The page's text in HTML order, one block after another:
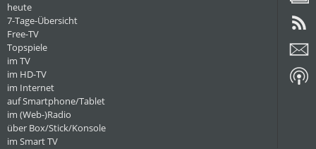
heute
7-Tage-Übersicht
Free-TV
Topspiele
im TV
im HD-TV
im Internet
auf Smartphone/Tablet
im (Web-)Radio
über Box/Stick/Konsole
im Smart TV